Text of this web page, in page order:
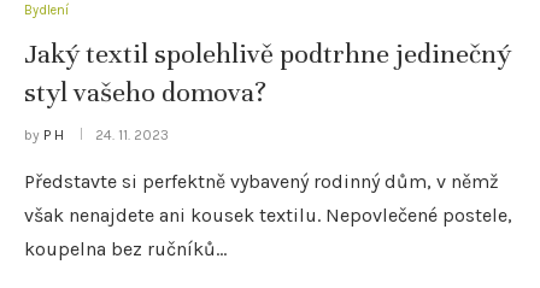
Bydlení
Jaký textil spolehlivě podtrhne jedinečný
styl vašeho domova?
by P H 24. 11. 2023
Představte si perfektně vybavený rodinný dům, v němž
však nenajdete ani kousek textilu. Nepovlečené postele,
koupelna bez ručníků…